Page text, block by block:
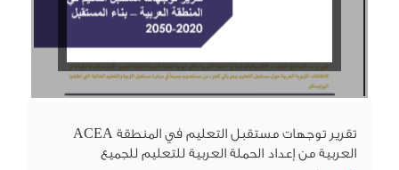
ACEA تقرير توجهات مستقبل التعليم في المنطقة
العربية من إعداد الحملة العربية للتعليم للجميع